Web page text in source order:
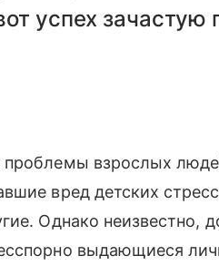
успех зачастую
проблемы взрослых
вред детских
Однако неизвестно,
выдающиеся